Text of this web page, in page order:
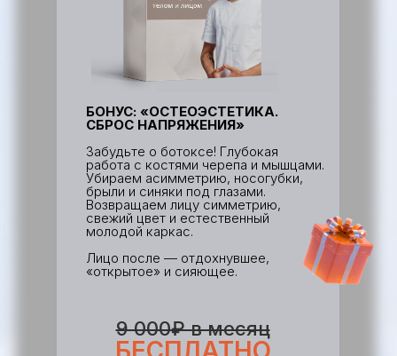
9 000₽ в месяц
БОНУС: «ОСТЕОЭСТЕТИКА.
СБРОС НАПРЯЖЕНИЯ»
Забудьте о ботоксе! Глубокая
работа с костями черепа и мышцами.
Убираем асимметрию, носогубки,
брыли и синяки под глазами.
Возвращаем лицу симметрию,
свежий цвет и естественный
молодой каркас.
Лицо после — отдохнувшее,
«открытое» и сияющее.